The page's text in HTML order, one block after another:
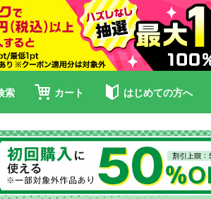
索 カート はじめての方へ